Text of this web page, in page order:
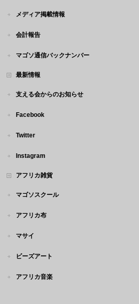
メディア掲載情報
会計報告
マゴソ通信バックナンバー
最新情報
支える会からのお知らせ
Facebook
Twitter
Instagram
アフリカ雑貨
マゴソスクール
アフリカ布
マサイ
ビーズアート
アフリカ音楽